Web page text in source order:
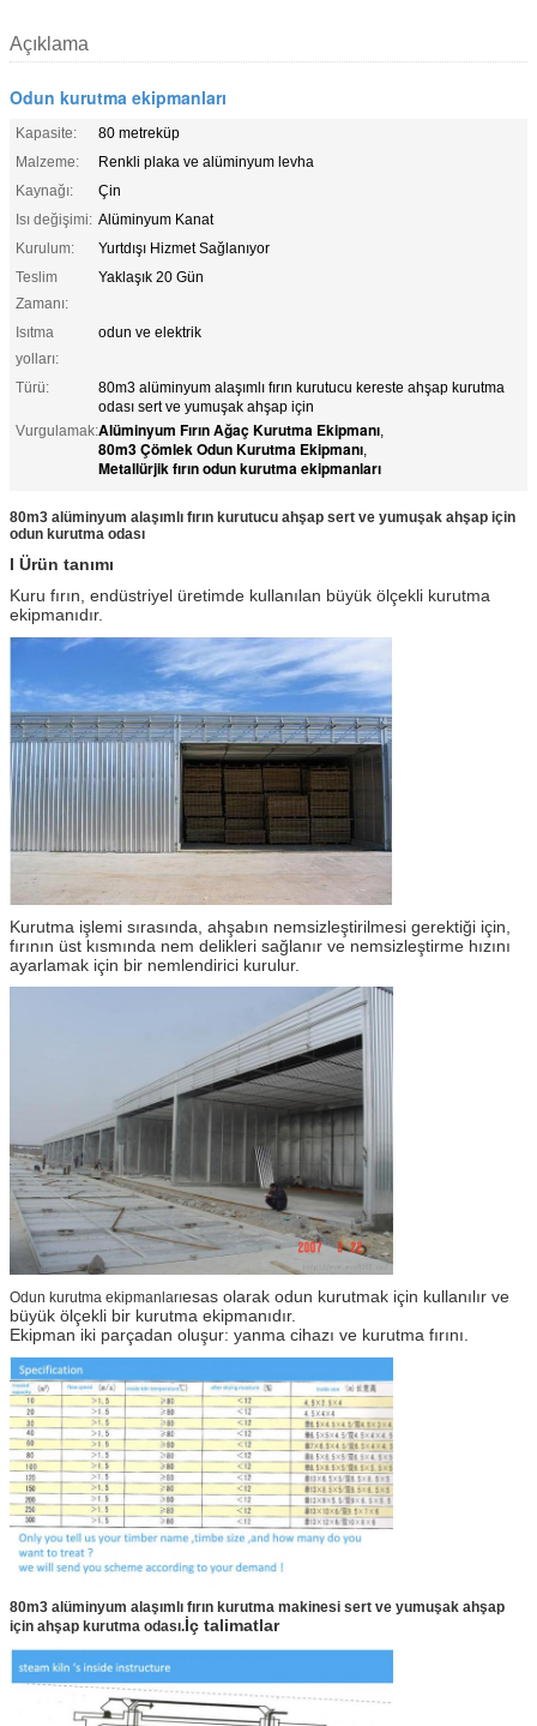
Açıklama
Odun kurutma ekipmanları
Kapasite:
80 metreküp
Malzeme:
Renkli plaka ve alüminyum levha
Kaynağı:
Çin
Isı değişimi: Alüminyum Kanat
Kurulum:
Yurtdışı Hizmet Sağlanıyor
Teslim
Zamanı:
Yaklaşık 20 Gün
Isıtma
yolları:
odun ve elektrik
Türü:
80m3 alüminyum alaşımlı fırın kurutucu kereste ahşap kurutma
odası sert ve yumuşak ahşap için
Vurgulamak:Alüminyum Fırın Ağaç Kurutma Ekipmanı,
80m3 Çömlek Odun Kurutma Ekipmanı,
Metallürjik fırın odun kurutma ekipmanları
80m3 alüminyum alaşımlı fırın kurutucu ahşap sert ve yumuşak ahşap için
odun kurutma odası
I Ürün tanımı
Kuru fırın, endüstriyel üretimde kullanılan büyük ölçekli kurutma
ekipmanıdır.
Kurutma işlemi sırasında, ahşabın nemsizleştirilmesi gerektiği için,
fırının üst kısmında nem delikleri sağlanır ve nemsizleştirme hızını
ayarlamak için bir nemlendirici kurulur.
Odun kurutma ekipmanlarıesas olarak odun kurutmak için kullanılır ve
büyük ölçekli bir kurutma ekipmanıdır.
Ekipman iki parçadan oluşur: yanma cihazı ve kurutma fırını.
80m3 alüminyum alaşımlı fırın kurutma makinesi sert ve yumuşak ahşap
için ahşap kurutma odası.İç talimatlar